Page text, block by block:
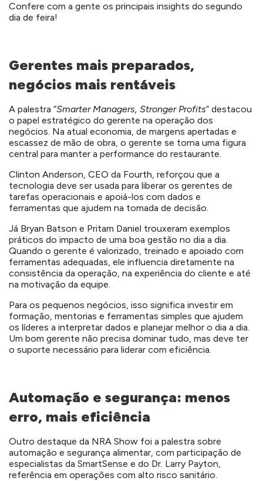
Confere com a gente os principais insights do segundo
dia de feira!
Gerentes mais preparados,
negócios mais rentáveis
A palestra “Smarter Managers, Stronger Profits” destacou
o papel estratégico do gerente na operação dos
negócios. Na atual economia, de margens apertadas e
escassez de mão de obra, o gerente se torna uma figura
central para manter a performance do restaurante.
Clinton Anderson, CEO da Fourth, reforçou que a
tecnologia deve ser usada para liberar os gerentes de
tarefas operacionais e apoiá-los com dados e
ferramentas que ajudem na tomada de decisão.
Já Bryan Batson e Pritam Daniel trouxeram exemplos
práticos do impacto de uma boa gestão no dia a dia.
Quando o gerente é valorizado, treinado e apoiado com
ferramentas adequadas, ele influencia diretamente na
consistência da operação, na experiência do cliente e até
na motivação da equipe.
Para os pequenos negócios, isso significa investir em
formação, mentorias e ferramentas simples que ajudem
os líderes a interpretar dados e planejar melhor o dia a dia.
Um bom gerente não precisa dominar tudo, mas deve ter
o suporte necessário para liderar com eficiência.
Automação e segurança: menos
erro, mais eficiência
Outro destaque da NRA Show foi a palestra sobre
automação e segurança alimentar, com participação de
especialistas da SmartSense e do Dr. Larry Payton,
referência em operações com alto risco sanitário.